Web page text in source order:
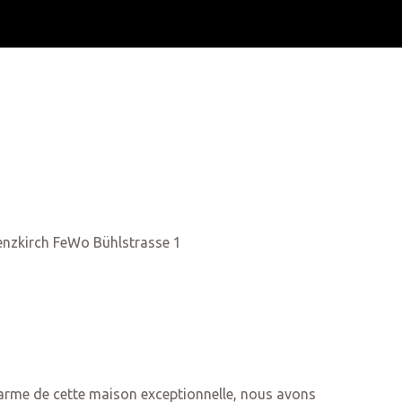
de cette maison exceptionnelle, nous avons